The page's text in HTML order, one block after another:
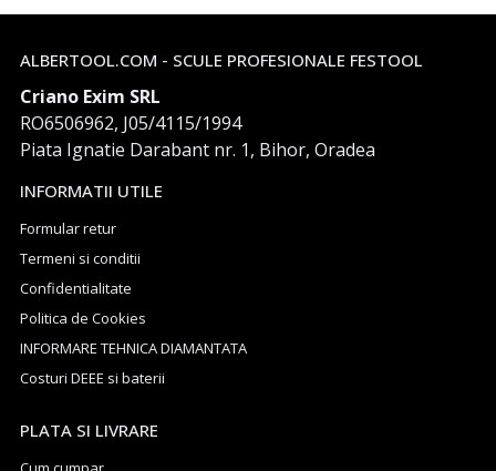
ALBERTOOL.COM - SCULE PROFESIONALE FESTOOL
Criano Exim SRL
RO6506962, J05/4115/1994
Piata Ignatie Darabant nr. 1, Bihor, Oradea
INFORMATII UTILE
Formular retur
Termeni si conditii
Confidentialitate
Politica de Cookies
INFORMARE TEHNICA DIAMANTATA
Costuri DEEE si baterii
PLATA SI LIVRARE